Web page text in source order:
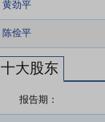
黄劲平
陈俭平
十大股东
报告期：